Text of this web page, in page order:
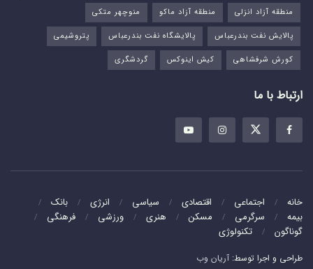
منطقه آزاد انزلی
منطقه آزاد ماکو
منوچهر متکی
پالایش نفت بندرعباس
پالایشگاه نفت بندرعباس
پتروشیمی
کورش شرفشاهی
کیش اینوکس گردشگری
ارتباط با ما
خانه اجتماعی اقتصادی سیاسی انرژی
بانک
بیمه
سرگرمی مسکن هنری ورزشی
فرهنگی
گوناگون
تکنولوژی
طراحی و اجرا توسط: آریان وب